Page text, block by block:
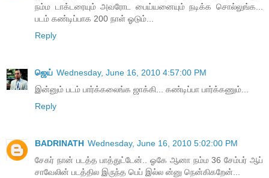
நம்ம டாக்டரையும் அவரோட பைய்யனையும் நடிக்க சொல்லுங்க...
படம் கண்டிப்பாக 200 நாள் ஓடும்...
Reply
ஜெய் Wednesday, June 16, 2010 4:57:00 PM
இன்னும் படம் பார்க்கலைங்க ஜாக்கி... கண்டிப்பா பார்க்கணும்...
Reply
BADRINATH Wednesday, June 16, 2010 5:02:00 PM
சேகர் நான் படத்த பாத்துட்டேன்.. ஓகே ஆனா நம்ம 36 சேம்பர் ஆப்
சாவேலின் படத்தில இருந்த பெப் இல்ல ன்னு நென்கிகறேன்...